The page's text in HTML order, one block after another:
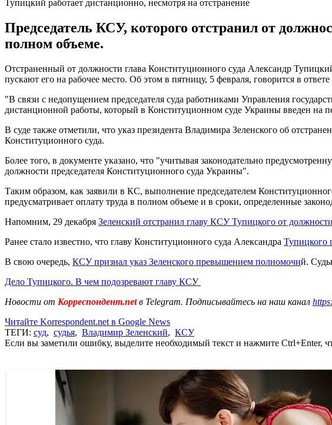
Тупицкий работает дистанционно, несмотря на отстранение
Председатель КСУ, которого отстранил от
полном объеме.
Отстраненный от должности глава Конституционного суда Александр
пускают его на рабочее место. Об этом в пятницу, 5 февраля, говорится в
"В связи с недопущением председателя суда работниками Управления
дистанционной работы, который в Конституционном суде Украины введен на
В суде также отметили, что указ президента Владимира Зеленского об
Конституционного суда.
Более того, в документе указано, что "учитывая законодательно
должности председателя Конституционного суда Украины".
Таким образом, как заявили в КС, выполнение председателем
предусматривает оплату труда в полном объеме и в сроки, определенные
Напомним, 29 декабря Зеленский отстранил главу КСУ Тупицкого от должности
Ранее стало известно, что главу Конституционного суда Александра Тупицкого
В свою очередь, КСУ признал указ Зеленского превышением полномочий.
Дело Тупицкого. В чем подозревают главу КСУ
Новости от Корреспондент.netв Telegram. Подписывайтесь на наш канал
Читайте Korrespondent.net в Google News
ТЕГИ: суд, судья, Владимир Зеленский, КСУ
Если вы заметили ошибку, выделите необходимый текст и нажмите Ctrl+Enter,